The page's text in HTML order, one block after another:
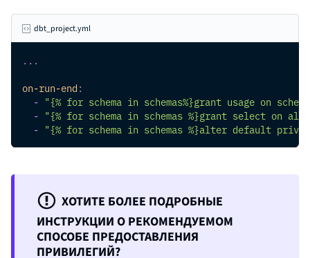
dbt_project.yml
...
on-run-end :
- "{% for schema in schemas%}grant usage on
- "{% for schema in schemas %}grant select on
- "{% for schema in schemas %}alter default
ХОТИТЕ БОЛЕЕ ПОДРОБНЫЕ
ИНСТРУКЦИИ О РЕКОМЕНДУЕМОМ
СПОСОБЕ ПРЕДОСТАВЛЕНИЯ
ПРИВИЛЕГИЙ?